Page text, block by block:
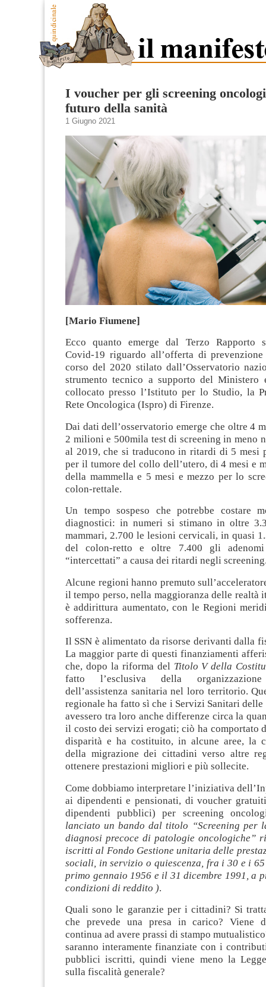
I voucher per gli screening
futuro della sanità
1 Giugno 2021
[Mario Fiumene]
Ecco quanto emerge dal Terzo Rapporto
Covid-19 riguardo all’offerta di
corso del 2020 stilato dall’Osservatorio
strumento tecnico a supporto del Ministero
collocato presso l’Istituto per lo Studio, la
Rete Oncologica (Ispro) di Firenze.
Dai dati dell’osservatorio emerge che oltre 4
2 milioni e 500mila test di screening in meno
al 2019, che si traducono in ritardi di 5 mesi
per il tumore del collo dell’utero, di 4 mesi e
della mammella e 5 mesi e mezzo per lo
colon-rettale.
Un tempo sospeso che potrebbe costare
diagnostici: in numeri si stimano in oltre
mammari, 2.700 le lesioni cervicali, in quasi
del colon-retto e oltre 7.400 gli adenomi
“intercettati” a causa dei ritardi negli
Alcune regioni hanno premuto
il tempo perso, nella maggioranza delle realtà
è addirittura aumentato, con le Regioni
sofferenza.
Il SSN è alimentato da risorse derivanti dalla
La maggior parte di questi finanziamenti
che, dopo la riforma del Titolo V della
fatto l’esclusiva della
dell’assistenza sanitaria nel loro territorio.
regionale ha fatto sì che i Servizi Sanitari
avessero tra loro anche differenze circa la
il costo dei servizi erogati; ciò ha comportato
disparità e ha costituito, in alcune aree, la
della migrazione dei cittadini verso altre
ottenere prestazioni migliori e più sollecite.
Come dobbiamo interpretare l’iniziativa
ai dipendenti e pensionati, di voucher
dipendenti pubblici) per screening
lanciato un bando dal titolo “Screening per
diagnosi precoce di patologie oncologiche”
iscritti al Fondo Gestione unitaria delle
sociali, in servizio o quiescenza, fra i 30 e i
primo gennaio 1956 e il 31 dicembre 1991, a
condizioni di reddito ).
Quali sono le garanzie per i cittadini? Si
che prevede una presa in carico? Viene
continua ad avere prassi di stampo
saranno interamente finanziate con i
pubblici iscritti, quindi viene meno la
sulla fiscalità generale?